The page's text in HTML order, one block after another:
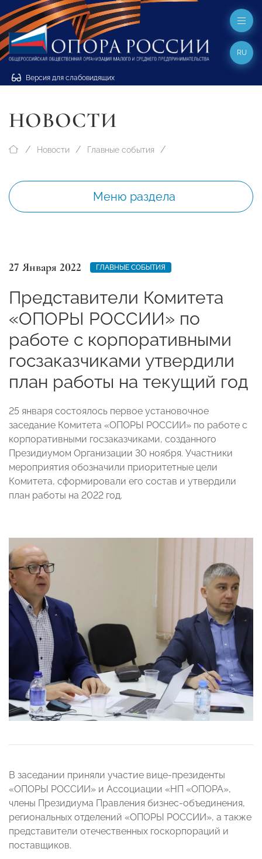
Версия для слабовидящих
RU
НОВОСТИ
Новости Главные события
Меню раздела
27 Января 2022 ГЛАВНЫЕ СОБЫТИЯ
Представители Комитета
«ОПОРЫ РОССИИ» по
работе с корпоративными
госзаказчиками утвердили
план работы на текущий год
25 января состоялось первое установочное
заседание Комитета «ОПОРЫ РОССИИ» по работе с
корпоративными госзаказчиками, созданного
Президиумом Организации 30 ноября. Участники
мероприятия обозначили приоритетные цели
Комитета, сформировали его состав и утвердили
план работы на 2022 год.
В заседании приняли участие вице-президенты
«ОПОРЫ РОССИИ» и Ассоциации «НП «ОПОРА»,
члены Президиума Правления бизнес-объединения,
региональных отделений «ОПОРЫ РОССИИ», а также
представители отечественных госкорпораций и
поставщиков.